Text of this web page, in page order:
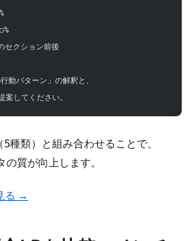
セクション前後
動パターン」の解釈と、
してください。
種類）と組み合わせることで、
質が向上します。
る →